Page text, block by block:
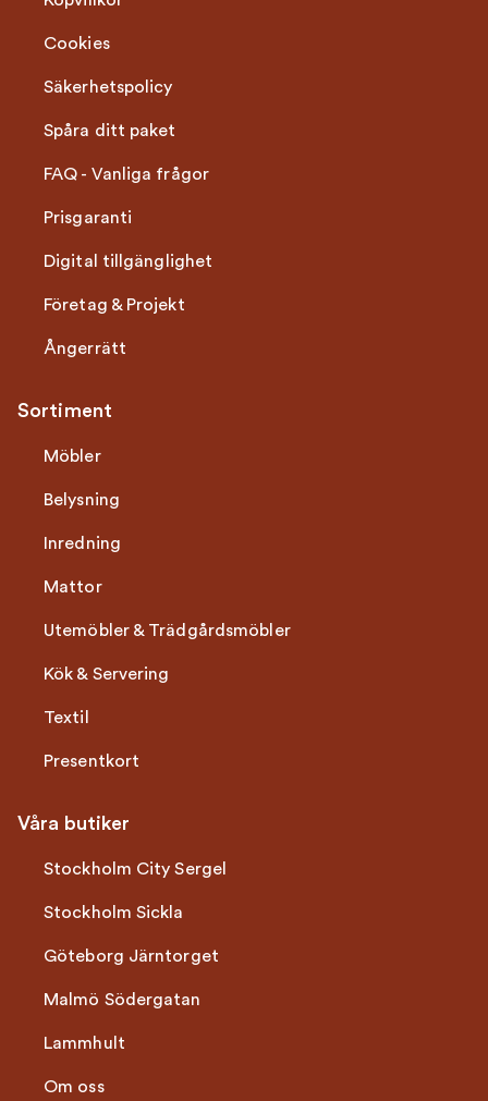
Cookies
Säkerhetspolicy
Spåra ditt paket
FAQ - Vanliga frågor
Prisgaranti
Digital tillgänglighet
Företag & Projekt
Ångerrätt
Sortiment
Möbler
Belysning
Inredning
Mattor
Utemöbler & Trädgårdsmöbler
Kök & Servering
Textil
Presentkort
Våra butiker
Stockholm City Sergel
Stockholm Sickla
Göteborg Järntorget
Malmö Södergatan
Lammhult
Om oss